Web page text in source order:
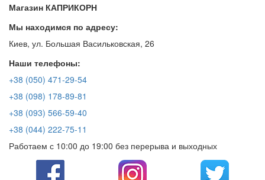
Магазин КАПРИКОРН
Мы находимся по адресу:
Киев, ул. Большая Васильковская, 26
Наши телефоны:
+38 (050) 471-29-54
+38 (098) 178-89-81
+38 (093) 566-59-40
+38 (044) 222-75-11
Работаем с 10:00 до 19:00 без перерыва и выходных